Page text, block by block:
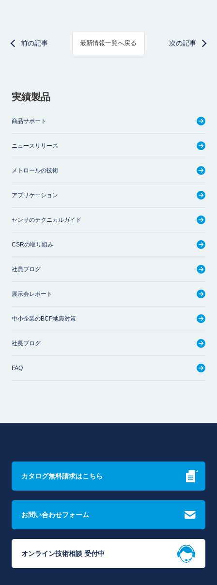
前の記事 最新情報一覧へ戻る 次の記事
実績製品
商品サポート
ニュースリリース
メトロールの技術
アプリケーション
センサのテクニカルガイド
CSRの取り組み
社員ブログ
展示会レポート
中小企業のBCP地震対策
社長ブログ
FAQ
カタログ無料請求はこちら
お問い合わせフォーム
オンライン技術相談 受付中